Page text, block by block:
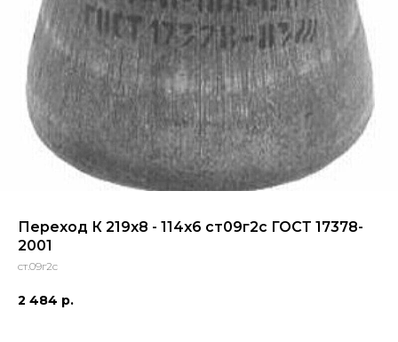
Переход К 219х8 - 114х6 ст09г2с ГОСТ 17378-
2001
ст.09г2с
2 484 р.